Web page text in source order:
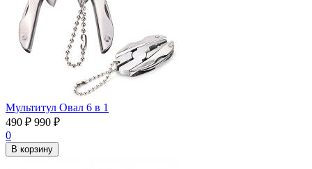
Мультитул Овал 6 в 1
490 ₽ 990 ₽
0
В корзину